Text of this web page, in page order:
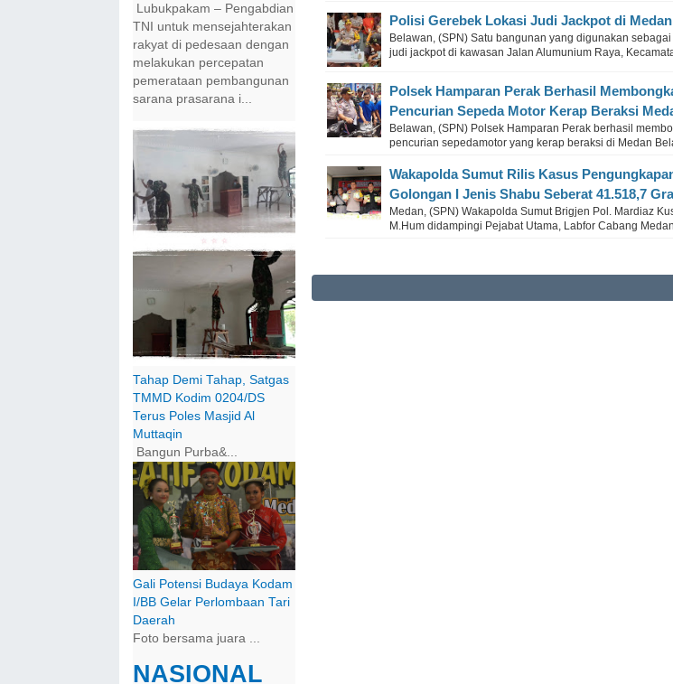
Lubukpakam – Pengabdian
TNI untuk mensejahterakan
rakyat di pedesaan dengan
melakukan percepatan
pemerataan pembangunan
sarana prasarana i...
Tahap Demi Tahap, Satgas
TMMD Kodim 0204/DS
Terus Poles Masjid Al
Muttaqin
Bangun Purba&...
Gali Potensi Budaya Kodam
I/BB Gelar Perlombaan Tari
Daerah
Foto bersama juara ...
NASIONAL
Polisi Gerebek Lokasi Judi Jackpot di
Belawan, (SPN) Satu bangunan yang digunakan
judi jackpot di kawasan Jalan Alumunium Raya,
Polsek Hamparan Perak Berhasil
Pencurian Sepeda Motor Kerap Beraksi
Belawan, (SPN) Polsek Hamparan Perak berhasil
pencurian sepedamotor yang kerap beraksi di Medan
Wakapolda Sumut Rilis Kasus
Golongan I Jenis Shabu Seberat 41.518,7
Medan, (SPN) Wakapolda Sumut Brigjen Pol. Mardiaz
M.Hum didampingi Pejabat Utama, Labfor Cabang Medan